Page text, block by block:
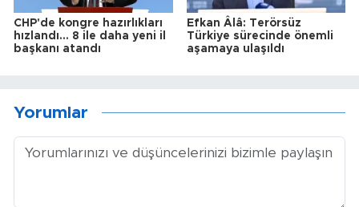
CHP'de kongre hazırlıkları
hızlandı... 8 ile daha yeni il
başkanı atandı
Efkan Âlâ: Terörsüz
Türkiye sürecinde önemli
aşamaya ulaşıldı
Yorumlar